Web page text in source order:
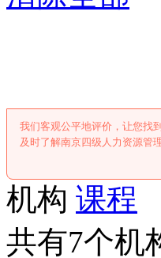
我们客观公平地评价，让您找
及时了解南京四级人力资源管
机构 课程
共有7个机